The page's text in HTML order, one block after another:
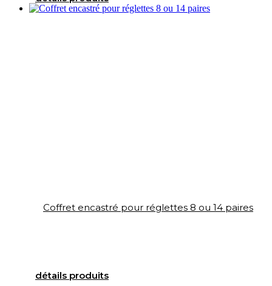
Coffret encastré pour réglettes 8 ou 14 paires
détails produits